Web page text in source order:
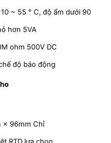
~ 55 ° C, độ ẩm dưới 90
hơn 5VA
ohm 500V DC
độ báo động
× 96mm Chỉ